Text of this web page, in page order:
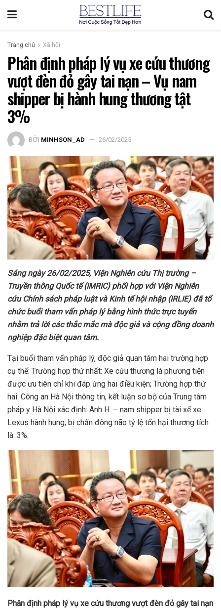
Trang chủ Xã hội
Phân định pháp lý vụ xe cứu thương
vượt đèn đỏ gây tai nạn – Vụ nam
shipper bị hành hung thương tật
3%
BỞI MINHSON_AD 26/02/2025
Sáng ngày 26/02/2025, Viện Nghiên cứu Thị trường –
Truyền thông Quốc tế (IMRIC) phối hợp với Viện Nghiên
cứu Chính sách pháp luật và Kinh tế hội nhập (IRLIE) đã tổ
chức buổi tham vấn pháp lý bằng hình thức trực tuyến
nhằm trả lời các thắc mắc mà độc giả và cộng đồng doanh
nghiệp đặc biệt quan tâm.
Tại buổi tham vấn pháp lý, độc giả quan tâm hai trường hợp
cụ thể: Trường hợp thứ nhất: Xe cứu thương là phương tiện
được ưu tiên chỉ khi đáp ứng hai điều kiện; Trường hợp thứ
hai: Công an Hà Nội thông tin, kết luận sơ bộ của Trung tâm
pháp y Hà Nội xác định: Anh H. – nam shipper bị tài xế xe
Lexus hành hung, bị chấn động não tỷ lệ tổn hại thương tích
là: 3%.
Phân định pháp lý vụ xe cứu thương vượt đèn đỏ gây tai nạn